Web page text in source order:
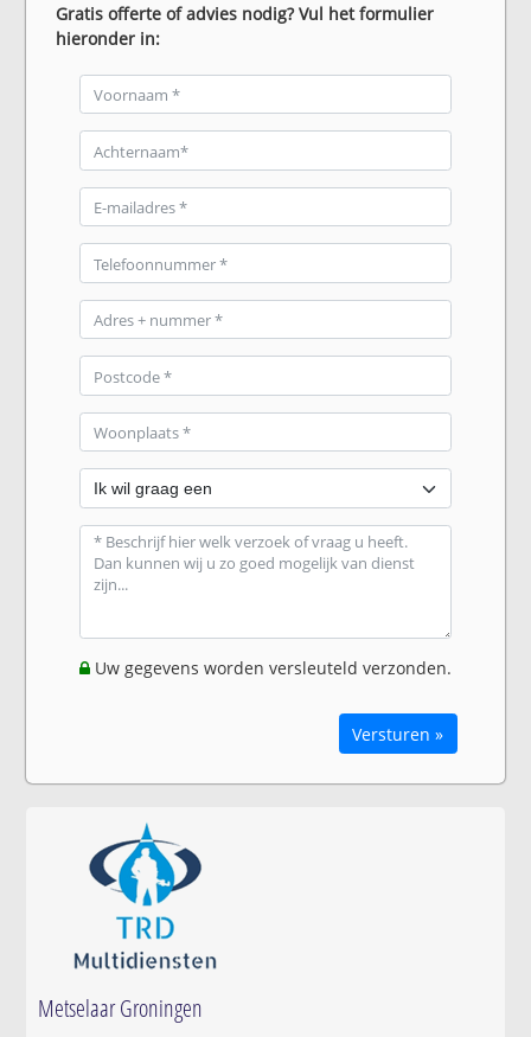
Gratis offerte of advies nodig? Vul het formulier
hieronder in:
Uw gegevens worden versleuteld verzonden.
Versturen »
Metselaar Groningen